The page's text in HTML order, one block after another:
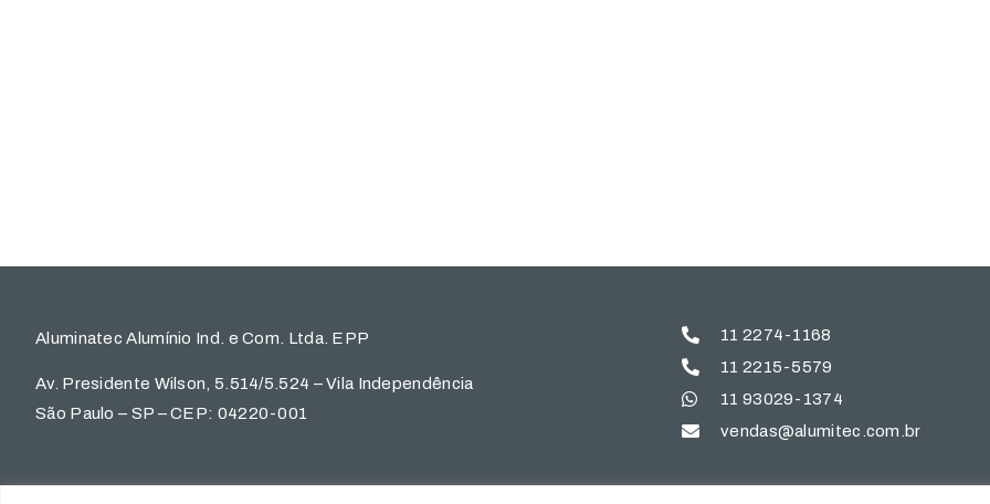
Aluminatec Alumínio Ind. e Com. Ltda. EPP
Av. Presidente Wilson, 5.514/5.524 – Vila Independência
São Paulo – SP – CEP: 04220-001
11 2274-1168
11 2215-5579
11 93029-1374
vendas@alumitec.com.br